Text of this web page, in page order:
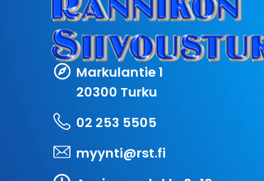
Markulantie 1
20300 Turku
02 253 5505
myynti@rst.fi